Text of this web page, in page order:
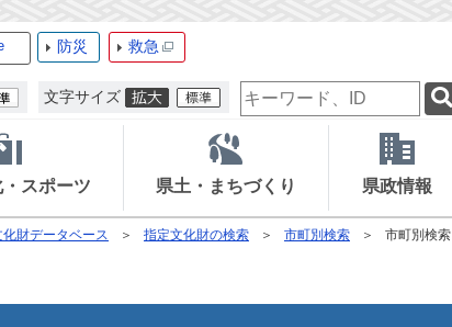
防災 救急
文字サイズ
検
索
ー
ー
ド
スポーツ 県土・まちづくり 県政情報
財データベース 指定文化財の検索 市町別検索
市町別検索